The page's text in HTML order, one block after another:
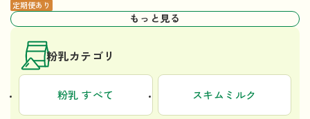
定期便あり
もっと見る
粉乳カテゴリ
粉乳 すべて スキムミルク